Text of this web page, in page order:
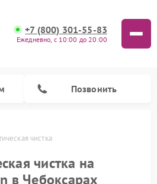
+7 (800) 301-55-83
Ежедневно, с 10:00 до 20:00
Позвонить
чистка
чистка на
в Чебоксарах